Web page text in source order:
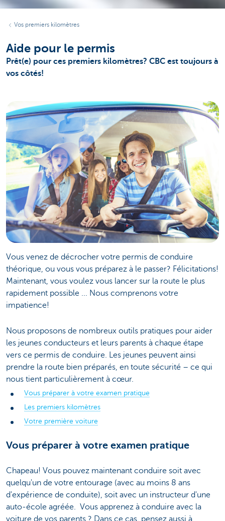
Vos premiers kilomètres
Aide pour le permis
Prêt(e) pour ces premiers kilomètres? CBC est toujours à
vos côtés!
Vous venez de décrocher votre permis de conduire
théorique, ou vous vous préparez à le passer? Félicitations!
Maintenant, vous voulez vous lancer sur la route le plus
rapidement possible ... Nous comprenons votre
impatience!
Nous proposons de nombreux outils pratiques pour aider
les jeunes conducteurs et leurs parents à chaque étape
vers ce permis de conduire. Les jeunes peuvent ainsi
prendre la route bien préparés, en toute sécurité – ce qui
nous tient particulièrement à cœur.
Vous préparer à votre examen pratique
Les premiers kilomètres
Votre première voiture
Vous préparer à votre examen pratique
Chapeau! Vous pouvez maintenant conduire soit avec
quelqu'un de votre entourage (avec au moins 8 ans
d'expérience de conduite), soit avec un instructeur d'une
auto-école agréée. Vous apprenez à conduire avec la
voiture de vos parents ? Dans ce cas, pensez aussi à